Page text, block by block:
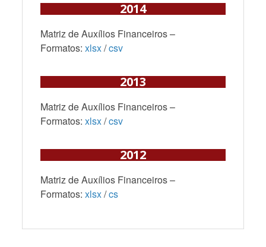
2014
Matriz de Auxílios Financeiros –
Formatos:xlsx/csv
2013
Matriz de Auxílios Financeiros –
Formatos:xlsx/csv
2012
Matriz de Auxílios Financeiros –
Formatos:xlsx/cs